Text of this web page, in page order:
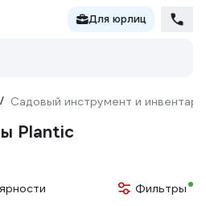
Для юрлиц
/ Садовый инструмент и инвентарь
Plantic
Фильтры